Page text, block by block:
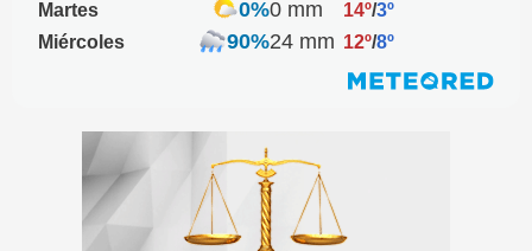
Martes 0%0 mm 14º/3º
Miércoles
90%24 mm 12º/8º